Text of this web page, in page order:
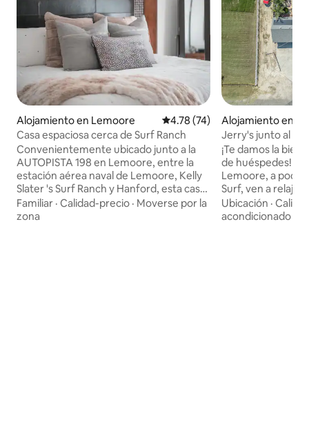
Alojamiento en Lemoore Calificación promedio: 4.78 de
4.78 (74)
Casa espaciosa cerca de Surf Ranch
Convenientemente ubicado junto a la
AUTOPISTA 198 en Lemoore, entre la
estación aérea naval de Lemoore, Kelly
Slater 's Surf Ranch y Hanford, esta casa
de 4 dormitorios y 2 baños tiene
capacidad para 7 personas y cuenta con
Familiar · Calidad-precio · Moverse por la
zona
Alojamiento en
Jerry's junto al
¡Te damos la
de huéspedes!
Lemoore, a
Surf, ven a
estancia. Esta
tres baños y
Ubicación ·
acondicionado